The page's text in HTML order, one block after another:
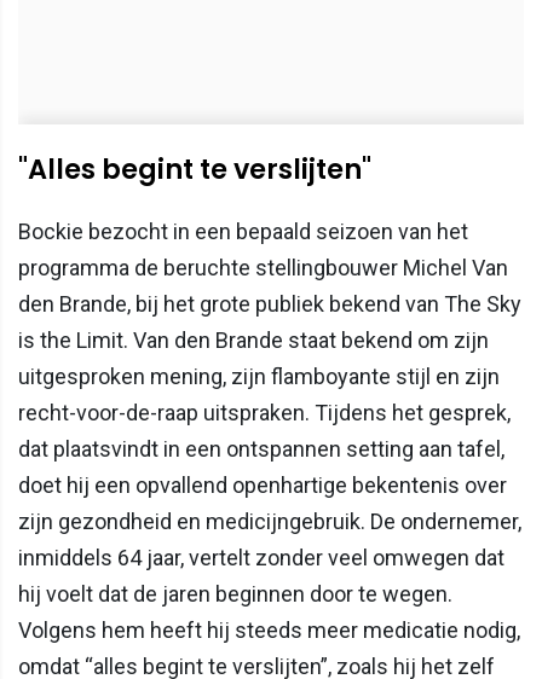
"Alles begint te verslijten"
Bockie bezocht in een bepaald seizoen van het
programma de beruchte stellingbouwer Michel Van
den Brande, bij het grote publiek bekend van The Sky
is the Limit. Van den Brande staat bekend om zijn
uitgesproken mening, zijn flamboyante stijl en zijn
recht-voor-de-raap uitspraken. Tijdens het gesprek,
dat plaatsvindt in een ontspannen setting aan tafel,
doet hij een opvallend openhartige bekentenis over
zijn gezondheid en medicijngebruik. De ondernemer,
inmiddels 64 jaar, vertelt zonder veel omwegen dat
hij voelt dat de jaren beginnen door te wegen.
Volgens hem heeft hij steeds meer medicatie nodig,
omdat “alles begint te verslijten”, zoals hij het zelf